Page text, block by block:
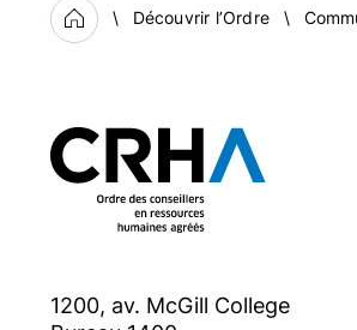
Accueil
Découvrir l’Ordre
1200, av. McGill College